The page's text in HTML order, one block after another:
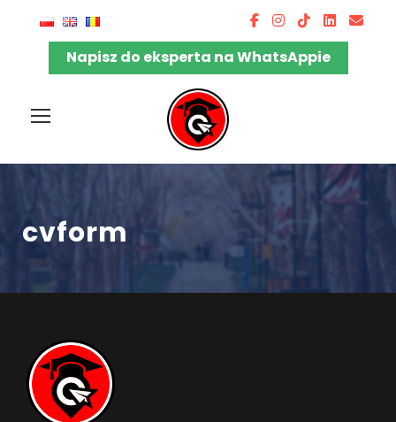
Napisz do eksperta na WhatsAppie
cvform